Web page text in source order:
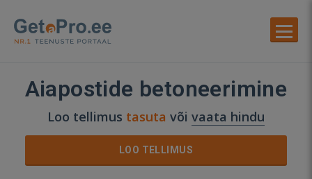
Aiapostide betoneerimine
Loo tellimus tasuta või vaata hindu
LOO TELLIMUS